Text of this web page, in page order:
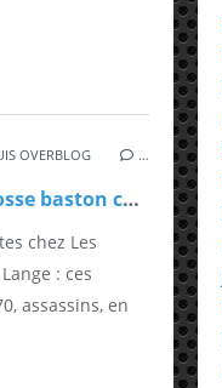
OVERBLOG …
Les vagabonds : grosse baston chez les vampires
chez Les
: ces
assassins, en